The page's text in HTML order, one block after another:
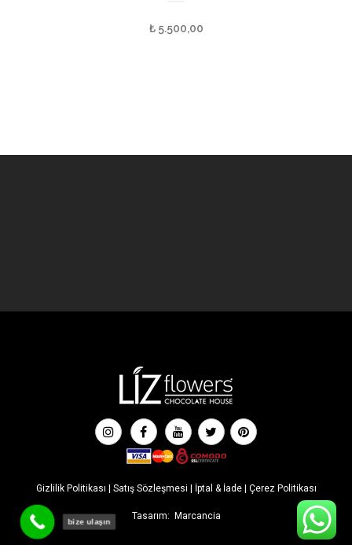
₺5.500,00
Gizlilik Politikası | Satış Sözleşmesi | İptal & İade| Çerez Politikası
Tasarım: Marcancia
bize ulaşın